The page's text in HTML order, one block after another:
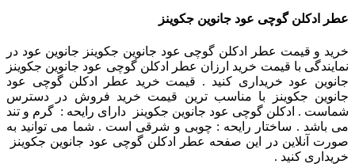
عطر ادکلن گوچی عود جانوین جکوینز
خرید و قیمت عطر ادکلن گوچی عود جانوین جکوینز جانوین عود در
نمایندگی با قیمت خرید ارزان عطر ادکلن گوچی عود جانوین جکوینز
جانوین عود خریداری کنید . قیمت خرید عطر ادکلن گوچی عود
جانوین جکوینز با مناسب ترین قیمت خرید فروش در دسترس
شماست . ادکلن گوچی عود جانوین جکوینز دارای رایحه : گرم و تند
می باشد . ساختار رایحه : چوبی و شرقی است . شما می توانید به
صورت آنلاین در این صفحه عطر ادکلن گوچی عود جانوین جکوینز
خریداری کنید .